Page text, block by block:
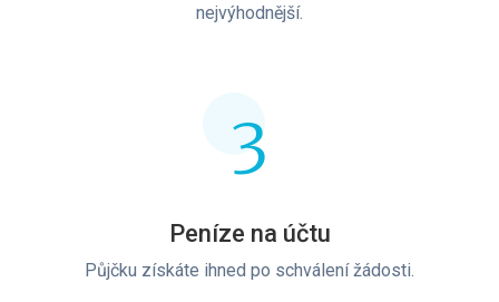
nejvýhodnější.
3
Peníze na účtu
Půjčku získáte ihned po schválení žádosti.